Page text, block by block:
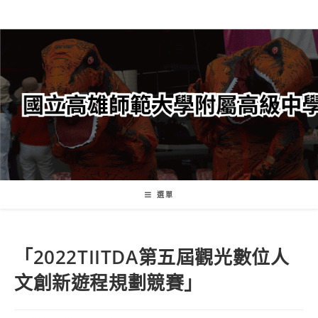
轉
要
內
容
選單
「2022TIITDA第五屆觀光數位人
文創新遊程規劃競賽」